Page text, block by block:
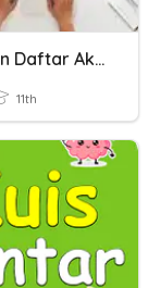
Menyusun Daftar Akun
11th